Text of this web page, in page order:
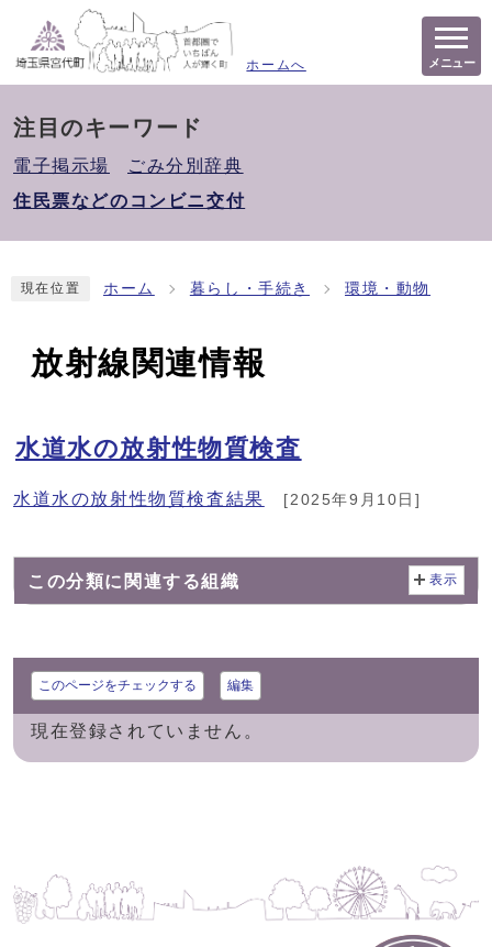
ホームへ メニュー
注目のキーワード
電子掲示場
ごみ分別辞典
住民票などのコンビニ交付
現在位置 ホーム 暮らし・手続き 環境・動物
放射線関連情報
水道水の放射性物質検査
水道水の放射性物質検査結果 [2025年9月10日]
この分類に関連する組織 表示
このページをチェックする 編集
現在登録されていません。